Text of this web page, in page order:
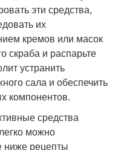
эти средства,
их
кремов или масок
скраба и распарьте
устранить
сала и обеспечить
компонентов.
средства
можно
ниже рецепты